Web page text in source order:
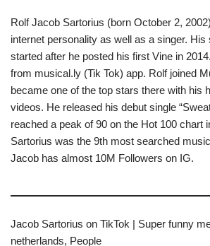
Rolf Jacob Sartorius (born October 2,
internet personality as well as a singer.
started after he posted his first Vine in
from musical.ly (Tik Tok) app. Rolf joined
became one of the top stars there with his
videos. He released his debut single
reached a peak of 90 on the Hot 100 chart
Sartorius was the 9th most searched
Jacob has almost 10M Followers on IG.
Jacob Sartorius on TikTok | Super funny
netherlands, People